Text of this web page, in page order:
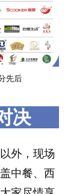
先后
决
外，现场
中餐、西